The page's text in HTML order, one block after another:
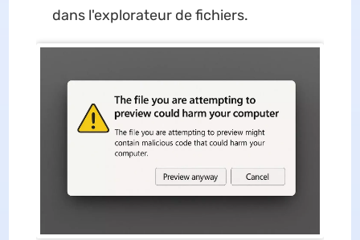
dans l'explorateur de fichiers.